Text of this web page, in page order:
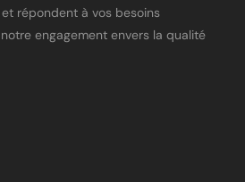
répondent à vos besoins
engagement envers la qualité